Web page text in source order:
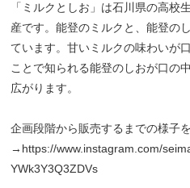
「ミルクとしお」は石川県の高校
産です。能登のミルクと、能登の
ています。甘いミルクの味わいが
ことで知られる能登のしおが口の
広がります。
企画段階から販売するまでの様子
→ https://www.instagram.com/
YWk3Y3Q3ZDVs